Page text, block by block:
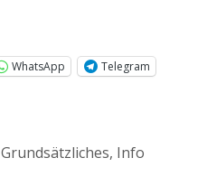
WhatsApp
Telegram
Grundsätzliches, Info